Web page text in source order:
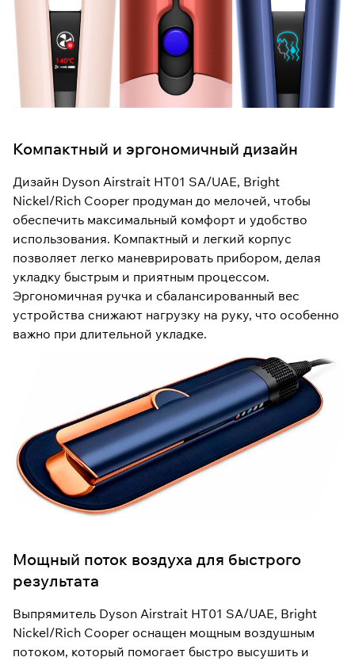
Компактный и эргономичный дизайн
Дизайн Dyson Airstrait HT01 SA/UAE, Bright
Nickel/Rich Cooper продуман до мелочей, чтобы
обеспечить максимальный комфорт и удобство
использования. Компактный и легкий корпус
позволяет легко маневрировать прибором, делая
укладку быстрым и приятным процессом.
Эргономичная ручка и сбалансированный вес
устройства снижают нагрузку на руку, что особенно
важно при длительной укладке.
Мощный поток воздуха для быстрого
результата
Выпрямитель Dyson Airstrait HT01 SA/UAE, Bright
Nickel/Rich Cooper оснащен мощным воздушным
потоком, который помогает быстро высушить и